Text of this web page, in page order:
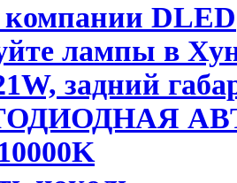
DLED
лампы в
задний